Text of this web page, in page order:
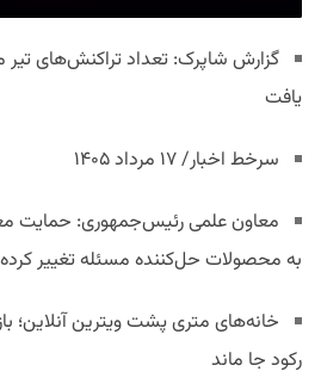
یافت
سرخط اخبار/ ۱۷ مرداد ۱۴۰۵
معاون علمی رئیس‌جمهوری: حمایت
به محصولات حل‌کننده مسئله تغییر
خانه‌های متری پشت ویترین آنلاین؛
رکود جا ماند